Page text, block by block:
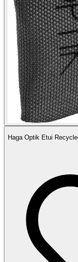
Haga Optik Etui